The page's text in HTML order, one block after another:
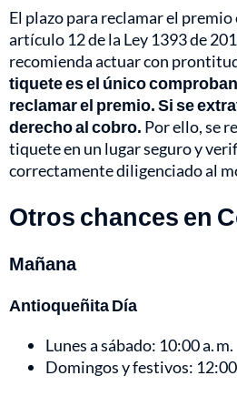
El plazo para reclamar el
artículo 12 de la Ley 1393 de
recomienda actuar con
tiquete es el único
reclamar el premio. Si se
derecho al cobro. Por ello, se
tiquete en un lugar seguro y
correctamente diligenciado al
Otros chances en
Mañana
Antioqueñita Día
Lunes a sábado: 10:00 a. m.
Domingos y festivos: 12:00